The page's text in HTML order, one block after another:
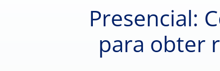
Presencial:
para obter